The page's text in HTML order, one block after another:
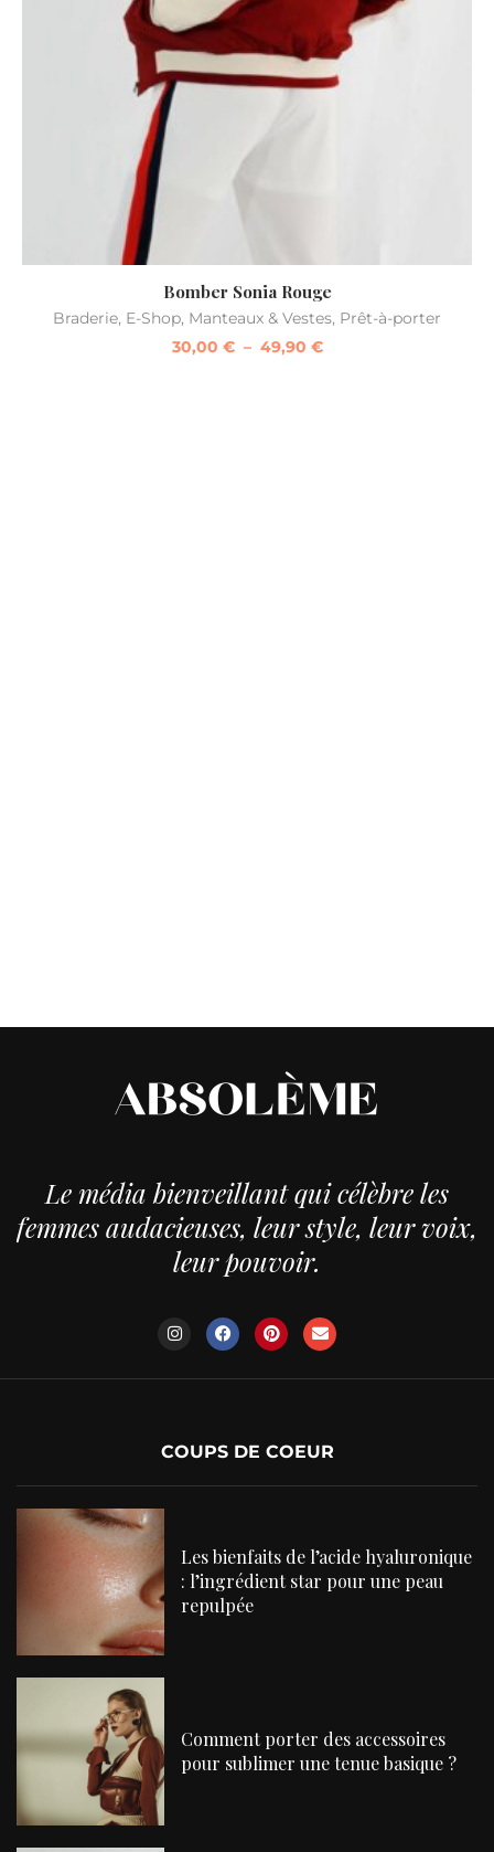
Bomber Sonia Rouge
Braderie, E-Shop, Manteaux & Vestes, Prêt-à-porter
30,00 € – 49,90 €
Le média bienveillant qui célèbre les
femmes audacieuses, leur style, leur voix,
leur pouvoir.
COUPS DE COEUR
Les bienfaits de l’acide hyaluronique
: l’ingrédient star pour une peau
repulpée
Comment porter des accessoires
pour sublimer une tenue basique ?